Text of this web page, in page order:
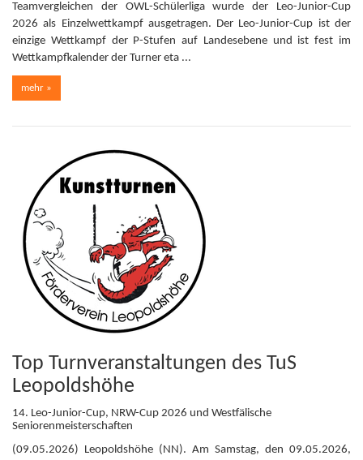
Teamvergleichen der OWL-Schülerliga wurde der Leo-Junior-Cup
2026 als Einzelwettkampf ausgetragen. Der Leo-Junior-Cup ist der
einzige Wettkampf der P-Stufen auf Landesebene und ist fest im
Wettkampfkalender der Turner eta ...
mehr »
Top Turnveranstaltungen des TuS
Leopoldshöhe
14. Leo-Junior-Cup, NRW-Cup 2026 und Westfälische
Seniorenmeisterschaften
(09.05.2026) Leopoldshöhe (NN). Am Samstag, den 09.05.2026,